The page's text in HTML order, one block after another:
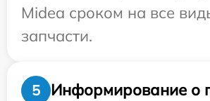
Midea сроком на все
запчасти.
5
Информирование о